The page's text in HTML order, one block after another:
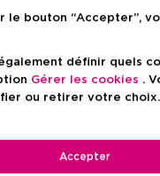
votre format
le bouton “Accepter”,
définir quels
Gérer les cookies .
ou retirer votre choix.
Accepter